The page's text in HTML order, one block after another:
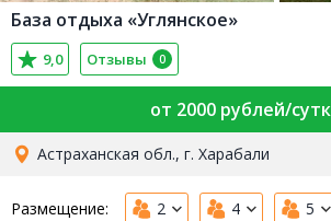
База отдыха «Углянское»
9,0 Отзывы 0
от 2000 рублей/
Астраханская обл., г. Харабали
Размещение: 2 4 5